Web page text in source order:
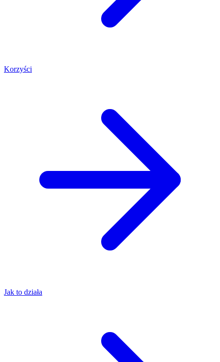
Korzyści
Jak to działa